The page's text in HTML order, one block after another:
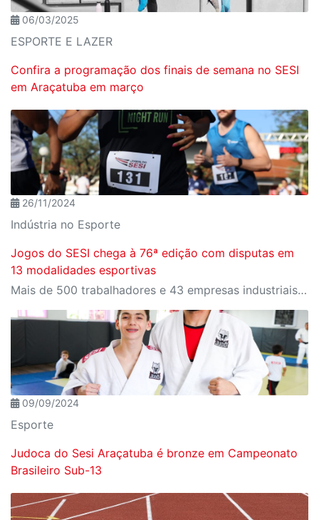
06/03/2025
ESPORTE E LAZER
Confira a programação dos finais de semana no SESI
em Araçatuba em março
26/11/2024
Indústria no Esporte
Jogos do SESI chega à 76ª edição com disputas em
13 modalidades esportivas
Mais de 500 trabalhadores e 43 empresas industriais participaram da final estadual realizada em Presidente Epitácio
09/09/2024
Esporte
Judoca do Sesi Araçatuba é bronze em Campeonato
Brasileiro Sub-13